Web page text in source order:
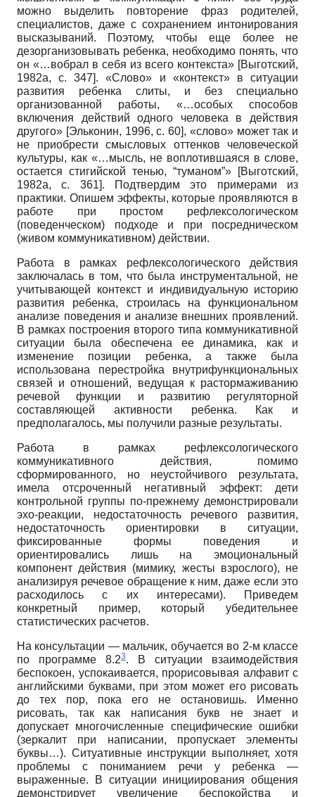
можно выделить повторение фраз родителей,
специалистов, даже с сохранением интонирования
высказываний. Поэтому, чтобы еще более не
дезорганизовывать ребенка, необходимо понять, что
он «…вобрал в себя из всего контекста» [Выготский,
1982а, с. 347]. «Слово» и «контекст» в ситуации
развития ребенка слиты, и без специально
организованной работы, «…особых способов
включения действий одного человека в действия
другого» [Эльконин, 1996, с. 60], «слово» может так и
не приобрести смысловых оттенков человеческой
культуры, как «…мысль, не воплотившаяся в слове,
остается стигийской тенью, “туманом”»
[Выготский,
1982а, c. 361]. Подтвердим это примерами из
практики. Опишем эффекты, которые проявляются в
работе при простом рефлексологическом
(поведенческом) подходе и при посредническом
(живом коммуникативном) действии.
Работа в рамках рефлексологического действия
заключалась в том, что была инструментальной, не
учитывающей контекст и индивидуальную историю
развития ребенка, строилась на функциональном
анализе поведения и анализе внешних проявлений.
В рамках построения второго типа коммуникативной
ситуации была обеспечена ее динамика, как и
изменение позиции ребенка, а также была
использована перестройка внутрифункциональных
связей и отношений, ведущая к растормаживанию
речевой функции и развитию регуляторной
составляющей активности ребенка. Как и
предполагалось, мы получили разные результаты.
Работа в рамках рефлексологического
коммуникативного действия, помимо
сформированного, но неустойчивого результата,
имела отсроченный негативный эффект: дети
контрольной группы по-прежнему демонстрировали
эхо-реакции, недостаточность речевого развития,
недостаточность ориентировки в ситуации,
фиксированные формы поведения и
ориентировались лишь на эмоциональный
компонент действия (мимику, жесты взрослого), не
анализируя речевое обращение к ним, даже если это
расходилось с их интересами). Приведем
конкретный пример, который убедительнее
статистических расчетов.
На консультации — мальчик, обучается во 2-м классе
по программе 8.23. В ситуации взаимодействия
беспокоен, успокаивается, прорисовывая алфавит с
английскими буквами, при этом может его рисовать
до тех пор, пока его не остановишь. Именно
рисовать, так как написания букв не знает и
допускает многочисленные специфические ошибки
(зеркалит при написании, пропускает элементы
буквы…). Ситуативные инструкции выполняет, хотя
проблемы с пониманием речи у ребенка —
выраженные. В ситуации инициирования общения
демонстрирует увеличение беспокойства и